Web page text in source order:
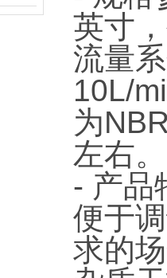
英寸
流量
10L/
为
左右。
- 产品
便于
求的